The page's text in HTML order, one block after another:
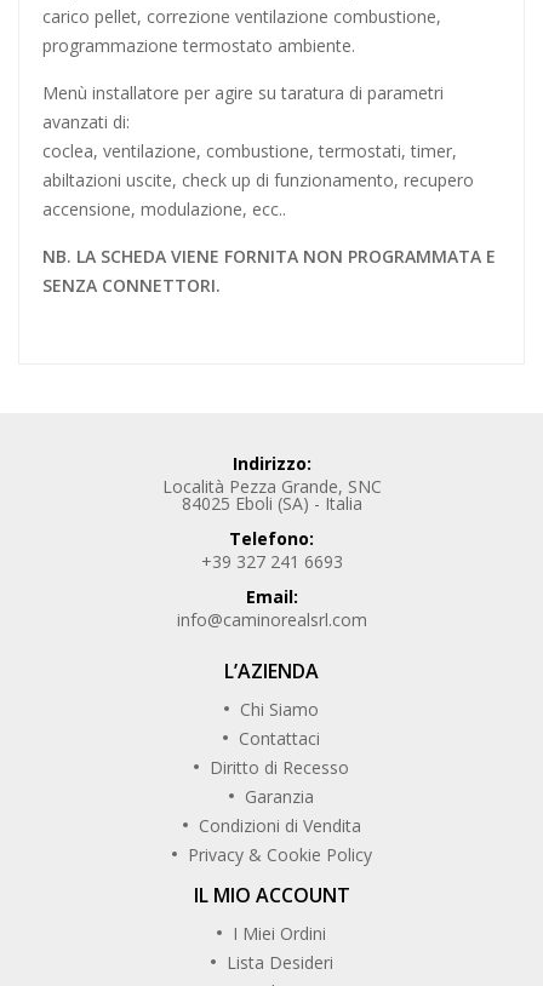
carico pellet, correzione ventilazione combustione,
programmazione termostato ambiente.
Menù installatore per agire su taratura di parametri
avanzati di:
coclea, ventilazione, combustione, termostati, timer,
abiltazioni uscite, check up di funzionamento, recupero
accensione, modulazione, ecc..
NB. LA SCHEDA VIENE FORNITA NON PROGRAMMATA E
SENZA CONNETTORI.
Indirizzo:
Località Pezza Grande, SNC
84025 Eboli (SA) - Italia
Telefono:
+39 327 241 6693
Email:
info@caminorealsrl.com
L’AZIENDA
Chi Siamo
Contattaci
Diritto di Recesso
Garanzia
Condizioni di Vendita
Privacy & Cookie Policy
IL MIO ACCOUNT
I Miei Ordini
Lista Desideri